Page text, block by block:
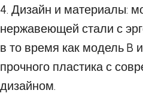
4. Дизайн и материалы:
нержавеющей стали с
в то время как модель B
прочного пластика с
дизайном.